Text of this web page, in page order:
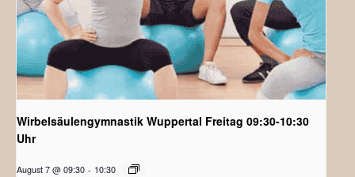
Wirbelsäulengymnastik Wuppertal Freitag 09:30-10:30
Uhr
August 7 @ 09:30 - 10:30